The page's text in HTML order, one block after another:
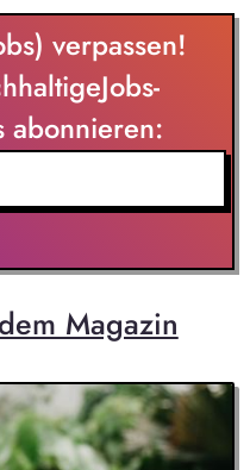
verpassen!
abonnieren:
Magazin